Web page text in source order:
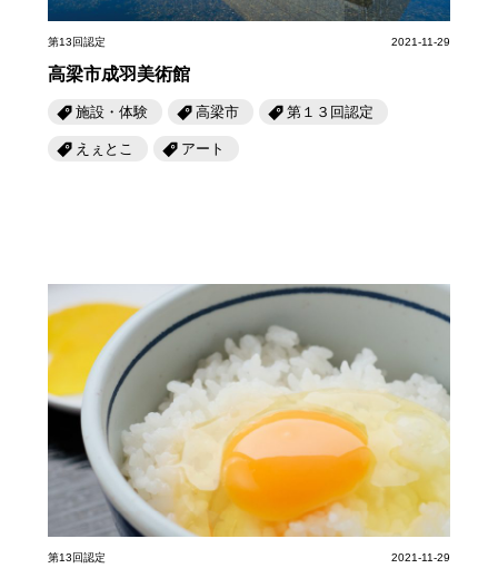
第13回認定 2021-11-29
高梁市成羽美術館
施設・体験 高梁市 第１３回認定
えぇとこ アート
第13回認定 2021-11-29